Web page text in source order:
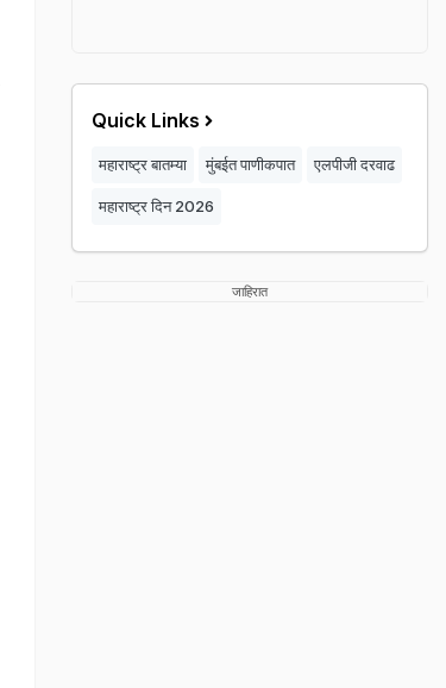
Quick Links
महाराष्ट्र बातम्या मुंबईत पाणीकपात एलपीजी दरवाढ
महाराष्ट्र दिन 2026
जाहिरात